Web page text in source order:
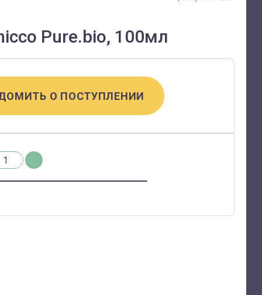
Pure.bio, 100мл
О ПОСТУПЛЕНИИ